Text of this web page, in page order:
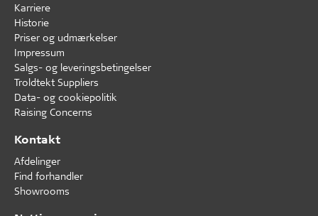
Karriere
Historie
Priser og udmærkelser
Impressum
Salgs- og leveringsbetingelser
Troldtekt Suppliers
Data- og cookiepolitik
Raising Concerns
Kontakt
Afdelinger
Find forhandler
Showrooms